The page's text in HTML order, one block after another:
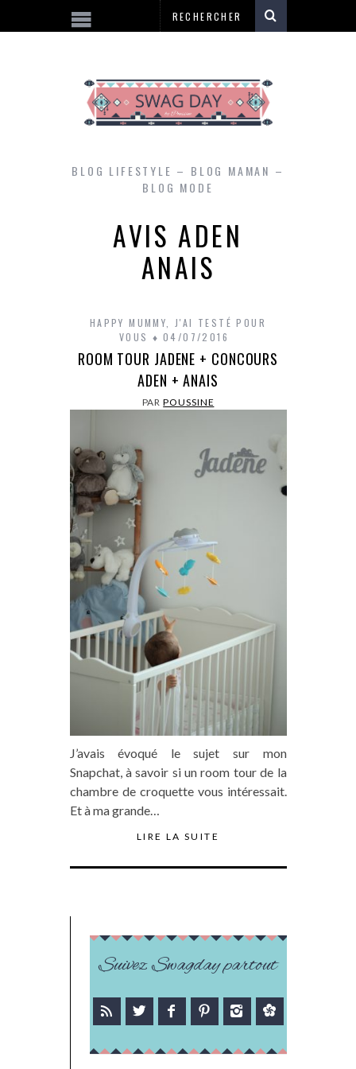
BLOG LIFESTYLE – BLOG MAMAN –
BLOG MODE
AVIS ADEN
ANAIS
HAPPY MUMMY
J'AI TESTÉ POUR
VOUS
04/07/2016
ROOM TOUR JADENE + CONCOURS
ADEN + ANAIS
PARPOUSSINE
J’avais évoqué le sujet sur mon
Snapchat, à savoir si un room tour de la
chambre de croquette vous intéressait.
Et à ma grande…
LIRE LA SUITE
Suivez Swagday partout